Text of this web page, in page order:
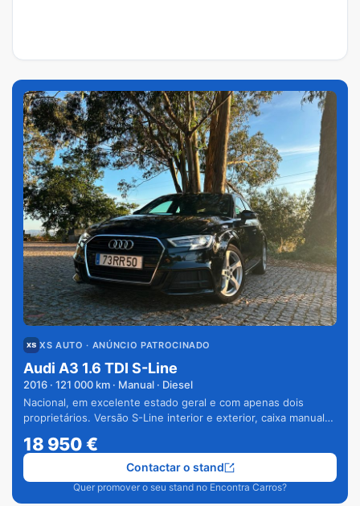
XS AUTO · ANÚNCIO PATROCINADO
Audi A3 1.6 TDI S-Line
2016 · 121 000 km · Manual · Diesel
Nacional, em excelente estado geral e com apenas dois
proprietários. Versão S-Line interior e exterior, caixa manual
18 950€
Quer promover o seu stand no Encontra Carros?
Contactar o stand